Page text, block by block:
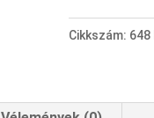
Cikkszám: 648